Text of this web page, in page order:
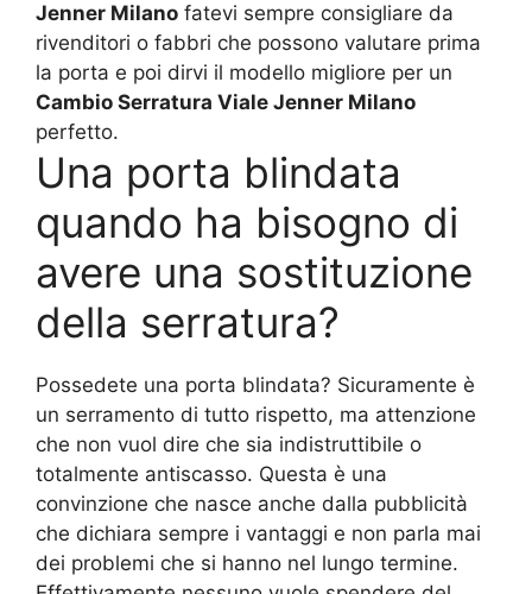
Jenner Milano fatevi sempre consigliare da
rivenditori o fabbri che possono valutare prima
la porta e poi dirvi il modello migliore per un
Cambio Serratura Viale Jenner Milano
perfetto.
Una porta blindata
quando ha bisogno di
avere una sostituzione
della serratura?
Possedete una porta blindata? Sicuramente è
un serramento di tutto rispetto, ma attenzione
che non vuol dire che sia indistruttibile o
totalmente antiscasso. Questa è una
convinzione che nasce anche dalla pubblicità
che dichiara sempre i vantaggi e non parla mai
dei problemi che si hanno nel lungo termine.